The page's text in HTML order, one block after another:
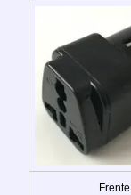
Frente